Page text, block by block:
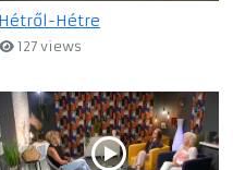
Hétről-Hétre
127 views